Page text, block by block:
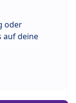
oder
auf deine